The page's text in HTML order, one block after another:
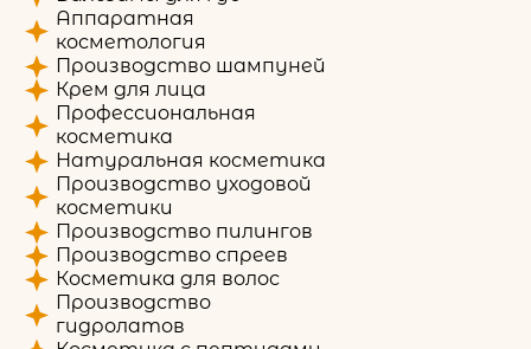
Аппаратная
косметология
Производство шампуней
Крем для лица
Профессиональная
косметика
Натуральная косметика
Производство уходовой
косметики
Производство пилингов
Производство спреев
Косметика для волос
Производство
гидролатов